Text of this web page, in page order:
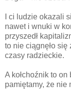
I ci ludzie okazali
nawet i wnuki w
przyszedł
to nie ciągnęło się
czasy radzieckie.
A kołchoźnik to on
pamiętamy, że nie